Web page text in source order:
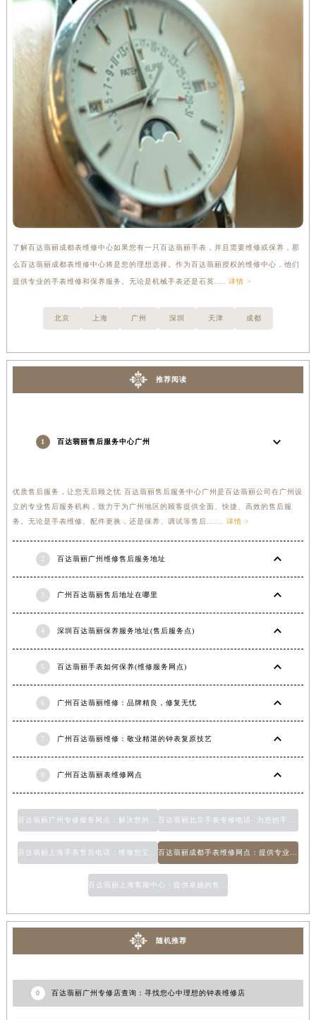
了解百达翡丽成都表维修中心如果您有一只百达翡丽手表，并且需要维修或保养，那
么百达翡丽成都表维修中心将是您的理想选择。作为百达翡丽授权的维修中心，他们
提供专业的手表维修和保养服务。无论是机械手表还是石英.... 详情 >
北京 上海 广州 深圳 天津 成都
推荐阅读
1 百达翡丽售后服务中心广州
优质售后服务，让您无后顾之忧 百达翡丽售后服务中心广州是百达翡丽公司在广州设
立的专业售后服务机构，致力于为广州地区的顾客提供全面、快捷、高效的售后服
务。无论是手表维修、配件更换，还是保养、调试等售后...... 详情 >
2 百达翡丽广州维修售后服务地址
广州百达翡丽售后地址在哪里
4 深圳百达翡丽保养服务地址(售后服务点)
5 百达翡丽手表如何保养(维修服务网点)
6 广州百达翡丽维修：品牌精良，修复无忧
7 广州百达翡丽维修：敬业精湛的钟表复原技艺
广州百达翡丽表维修网点
百达翡丽广州专修服务网点：解决您的手表维修问题 百达翡丽北京手表专修电话- 为您的手表提供优质维修服务
百达翡丽上海手表售后电话：维修您宝贝的最佳选择 百达翡丽成都手表维修网点：提供专业的手表维修服务
百达翡丽上海客服中心：提供卓越的售后服务
随机推荐
0 百达翡丽广州专修店查询：寻找您心中理想的钟表维修店